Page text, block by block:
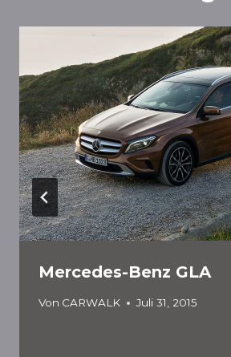
Mercedes-Benz GLA
Von CARWALK Juli 31, 2015